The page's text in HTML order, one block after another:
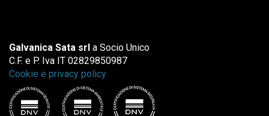
Galvanica Sata srl a Socio Unico
C.F. e P. Iva IT 02829850987
Cookie e privacy policy